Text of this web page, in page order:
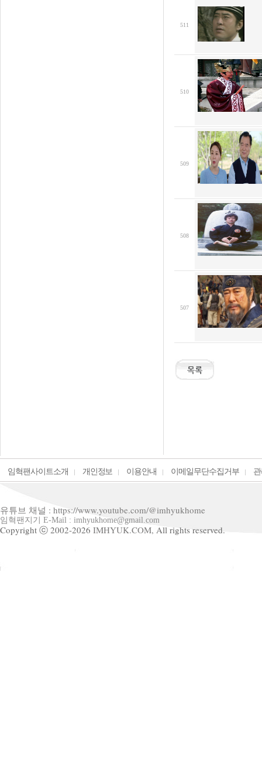
511
510
509
508
507
임혁팬사이트소개 개인정보 이용안내 이메일무단수집거부
유튜브 채널 : https://www.youtube.com/@imhyukhome
임혁팬지기 E-Mail : imhyukhome@gmail.com
Copyright ⓒ 2002-2026 IMHYUK.COM, All rights reserved.